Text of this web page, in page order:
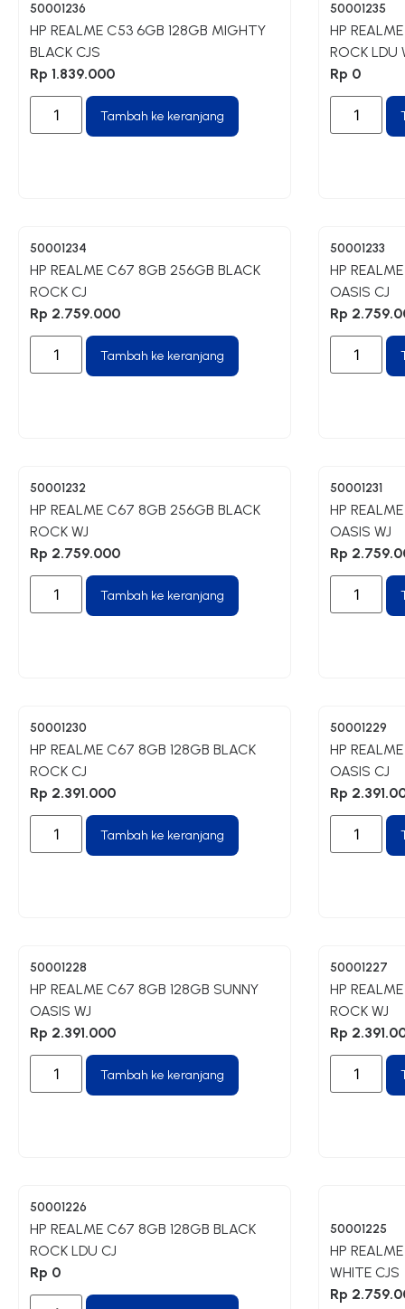
50001236
HP REALME C53 6GB 128GB MIGHTY
BLACK CJS
Rp 1.839.000
Tambah ke keranjang
50001235
HP
ROCK LDU
Rp 0
50001234
HP REALME C67 8GB 256GB BLACK
ROCK CJ
Rp 2.759.000
Tambah ke keranjang
50001233
HP
OASIS CJ
Rp
50001232
HP REALME C67 8GB 256GB BLACK
ROCK WJ
Rp 2.759.000
Tambah ke keranjang
50001231
HP
OASIS WJ
Rp
50001230
HP REALME C67 8GB 128GB BLACK
ROCK CJ
Rp 2.391.000
Tambah ke keranjang
50001229
HP
OASIS CJ
Rp
50001228
HP REALME C67 8GB 128GB SUNNY
OASIS WJ
Rp 2.391.000
Tambah ke keranjang
50001227
HP
ROCK WJ
Rp
50001226
HP REALME C67 8GB 128GB BLACK
ROCK LDU CJ
Rp 0
50001225
HP
WHITE CJS
Rp